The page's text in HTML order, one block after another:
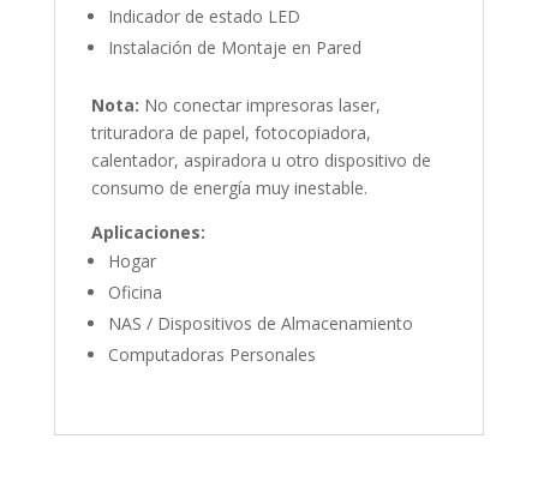
Indicador de estado LED
Instalación de Montaje en Pared
Nota: No conectar impresoras laser,
trituradora de papel, fotocopiadora,
calentador, aspiradora u otro dispositivo de
consumo de energía muy inestable.
Aplicaciones:
Hogar
Oficina
NAS / Dispositivos de Almacenamiento
Computadoras Personales